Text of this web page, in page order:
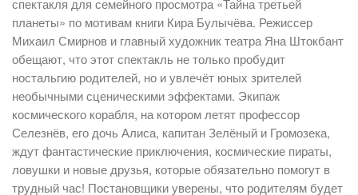
спектакля для семейного просмотра «Тайна третьей
планеты» по мотивам книги Кира Булычёва. Режиссер
Михаил Смирнов и главный художник театра Яна Штокбант
обещают, что этот спектакль не только пробудит
ностальгию родителей, но и увлечёт юных зрителей
необычными сценическими эффектами. Экипаж
космического корабля, на котором летят профессор
Селезнёв, его дочь Алиса, капитан Зелёный и Громозека,
ждут фантастические приключения, космические пираты,
ловушки и новые друзья, которые обязательно помогут в
трудный час! Постановщики уверены, что родителям будет